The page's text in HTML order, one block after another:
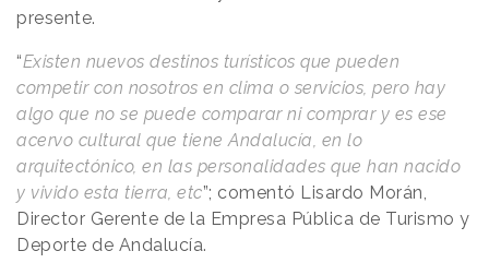
presente.
“Existen nuevos destinos turísticos que pueden
competir con nosotros en clima o servicios, pero hay
algo que no se puede comparar ni comprar y es ese
acervo cultural que tiene Andalucía, en lo
arquitectónico, en las personalidades que han nacido
y vivido esta tierra, etc”; comentó Lisardo Morán,
Director Gerente de la Empresa Pública de Turismo y
Deporte de Andalucía.